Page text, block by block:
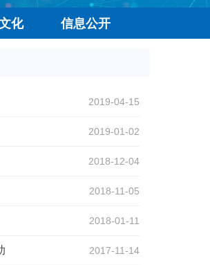
化 信息公开
2019-04-15
2019-01-02
2018-12-04
2018-11-05
2018-01-11
2017-11-14